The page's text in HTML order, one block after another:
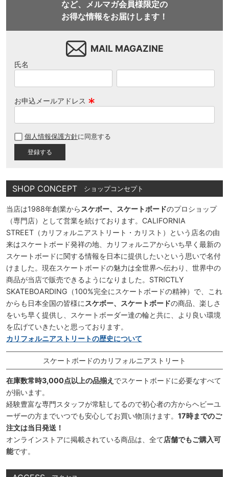
など、メルマガ会員様限定の
お得な情報をお届けします！
MAIL MAGAZINE
氏名
お申込メールアドレス
須
個人情報保護方針に同意する
SHOP CONCEPT ショップコンセプト
当店は1988年創業から スケボー、スケートボードのプロショップ
（専門店）として営業を続けております。CALIFORNIA
STREET（カリフォルニアストリート・カリスト）という店名の由
来はスケートボード発祥の地、カリフォルニアからいち早く最新の
スケートボードに関する情報を日本に提供したいという思いで名付
けました。現在スケートボードの魅力は全世界へ伝わり、世界中の
商品が当店で販売できるようになりました。STRICTLY
SKATEBOARDING（100%完全にスケートボードの精神）で、これ
からも日本全国の皆様に スケボー、スケートボードの商品、楽しさ
をいち早く提供し、スケートボーダー達の輪と共に、より良い環境
を広げていきたいと思っております。
カリフォルニアストリートの歴史について
スケートボードのカリフォルニアストリート
在庫数常時3,000点以上の品揃え でスケートボードに必要なすべて
が揃います。
経験豊富な専門スタッフが常駐してるので初心者の方からヘビーユ
ーザーの方までいつでも安心してお買い物頂けます。 17時までのご
注文は当日発送！
オンラインストアに掲載されている商品は、全て店舗でもご購入可
能です。